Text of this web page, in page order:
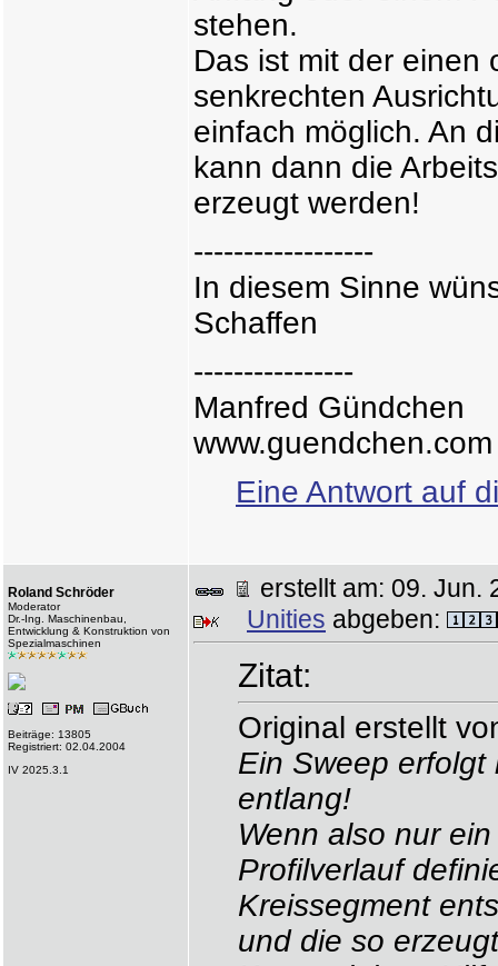
stehen.
Das ist mit der einen
senkrechten
einfach möglich. An
kann dann die
erzeugt werden!
------------------
In diesem Sinne
Schaffen
----------------
Manfred Gündchen
www.guendchen.com
Eine Antwort auf
Roland Schröder
Moderator
Dr.-Ing. Maschinenbau,
Entwicklung & Konstruktion von
Spezialmaschinen
Beiträge: 13805
Registriert: 02.04.2004
IV 2025.3.1
erstellt am: 09.
Unities abgeben:
Zitat:
Original erstellt
Ein Sweep
entlang!
Wenn also nur
Profilverlauf
Kreissegment
und die so